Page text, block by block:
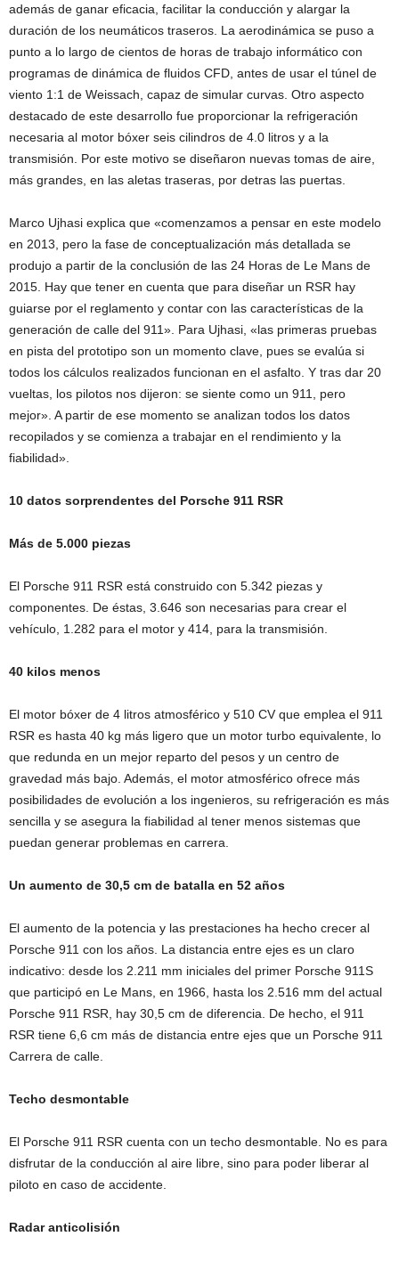
además de ganar eficacia, facilitar la conducción y alargar la
duración de los neumáticos traseros. La aerodinámica se puso a
punto a lo largo de cientos de horas de trabajo informático con
programas de dinámica de fluidos CFD, antes de usar el túnel de
viento 1:1 de Weissach, capaz de simular curvas. Otro aspecto
destacado de este desarrollo fue proporcionar la refrigeración
necesaria al motor bóxer seis cilindros de 4.0 litros y a la
transmisión. Por este motivo se diseñaron nuevas tomas de aire,
más grandes, en las aletas traseras, por detras las puertas.
Marco Ujhasi explica que «comenzamos a pensar en este modelo
en 2013, pero la fase de conceptualización más detallada se
produjo a partir de la conclusión de las 24 Horas de Le Mans de
2015. Hay que tener en cuenta que para diseñar un RSR hay
guiarse por el reglamento y contar con las características de la
generación de calle del 911». Para Ujhasi, «las primeras pruebas
en pista del prototipo son un momento clave, pues se evalúa si
todos los cálculos realizados funcionan en el asfalto. Y tras dar 20
vueltas, los pilotos nos dijeron: se siente como un 911, pero
mejor». A partir de ese momento se analizan todos los datos
recopilados y se comienza a trabajar en el rendimiento y la
fiabilidad».
10 datos sorprendentes del Porsche 911 RSR
Más de 5.000 piezas
El Porsche 911 RSR está construido con 5.342 piezas y
componentes. De éstas, 3.646 son necesarias para crear el
vehículo, 1.282 para el motor y 414, para la transmisión.
40 kilos menos
El motor bóxer de 4 litros atmosférico y 510 CV que emplea el 911
RSR es hasta 40 kg más ligero que un motor turbo equivalente, lo
que redunda en un mejor reparto del pesos y un centro de
gravedad más bajo. Además, el motor atmosférico ofrece más
posibilidades de evolución a los ingenieros, su refrigeración es más
sencilla y se asegura la fiabilidad al tener menos sistemas que
puedan generar problemas en carrera.
Un aumento de 30,5 cm de batalla en 52 años
El aumento de la potencia y las prestaciones ha hecho crecer al
Porsche 911 con los años. La distancia entre ejes es un claro
indicativo: desde los 2.211 mm iniciales del primer Porsche 911S
que participó en Le Mans, en 1966, hasta los 2.516 mm del actual
Porsche 911 RSR, hay 30,5 cm de diferencia. De hecho, el 911
RSR tiene 6,6 cm más de distancia entre ejes que un Porsche 911
Carrera de calle.
Techo desmontable
El Porsche 911 RSR cuenta con un techo desmontable. No es para
disfrutar de la conducción al aire libre, sino para poder liberar al
piloto en caso de accidente.
Radar anticolisión